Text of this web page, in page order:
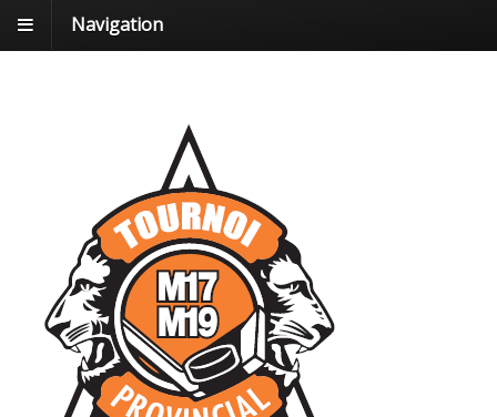
Navigation